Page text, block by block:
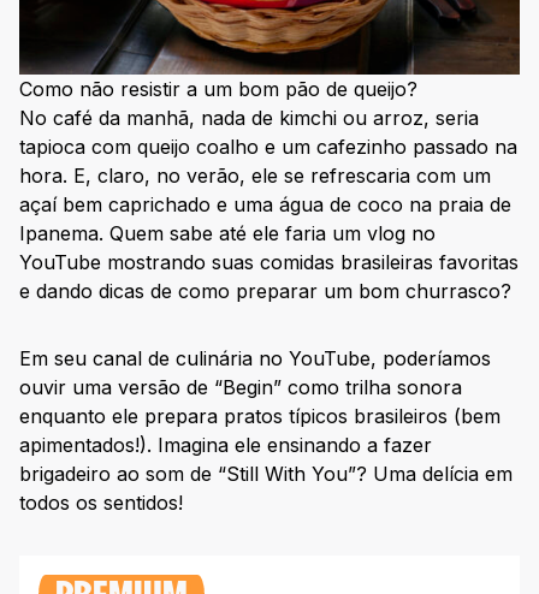
Como não resistir a um bom pão de queijo?
No café da manhã, nada de kimchi ou arroz, seria
tapioca com queijo coalho e um cafezinho passado na
hora. E, claro, no verão, ele se refrescaria com um
açaí bem caprichado e uma água de coco na praia de
Ipanema. Quem sabe até ele faria um vlog no
YouTube mostrando suas comidas brasileiras favoritas
e dando dicas de como preparar um bom churrasco?
Em seu canal de culinária no YouTube, poderíamos
ouvir uma versão de “Begin” como trilha sonora
enquanto ele prepara pratos típicos brasileiros (bem
apimentados!). Imagina ele ensinando a fazer
brigadeiro ao som de “Still With You”? Uma delícia em
todos os sentidos!